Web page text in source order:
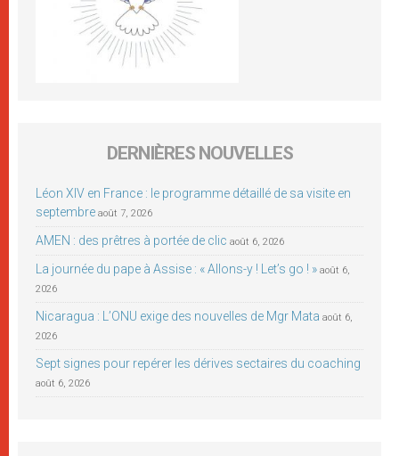
DERNIÈRES NOUVELLES
Léon XIV en France : le programme détaillé de sa visite en
septembre août 7, 2026
AMEN : des prêtres à portée de clic août 6, 2026
La journée du pape à Assise : « Allons-y ! Let’s go ! » août 6,
2026
Nicaragua : L’ONU exige des nouvelles de Mgr Mata août 6,
2026
Sept signes pour repérer les dérives sectaires du coaching
août 6, 2026